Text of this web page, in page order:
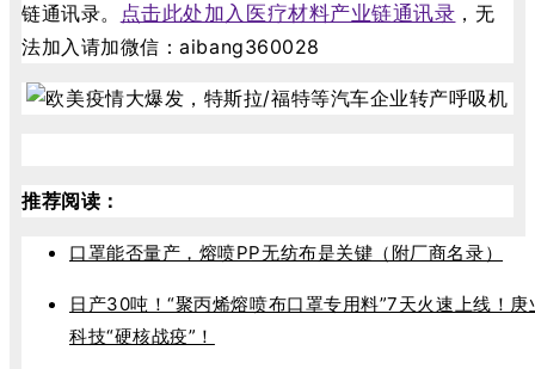
链通讯录。
点击此处加入医疗材料产业链通讯录 ，无
法加入请加微信：aibang360028
推荐阅读：
口罩能否量产，熔喷PP无纺布是关键（附厂商名录）
日产30吨！“聚丙烯熔喷布口罩专用料”7天火速上线！庚
科技“硬核战疫”！